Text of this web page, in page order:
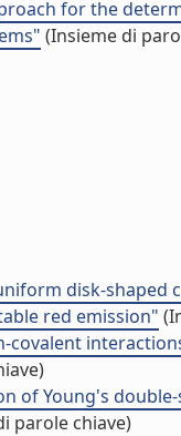
for the
(Insieme di
disk-
red emission"
covalent
of Young's
parole chiave)